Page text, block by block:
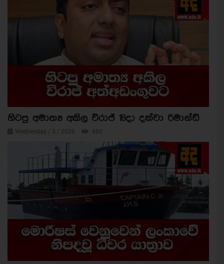
හිටපු අමාත්‍ය අකිල විරාජ් 18දා දක්වා රිමාන්ඩ්
Wednesday / 5 / 2026 480